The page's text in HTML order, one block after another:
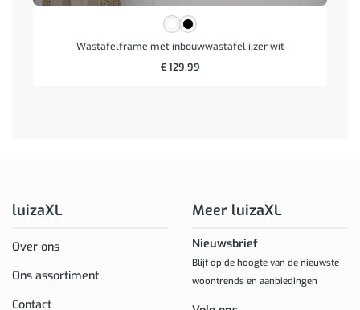
Wastafelframe met inbouwwastafel ijzer wit
€129,99
luizaXL
Over ons
Ons assortiment
Contact
Meer luizaXL
Nieuwsbrief
Blijf op de hoogte van de nieuwste
woontrends en aanbiedingen